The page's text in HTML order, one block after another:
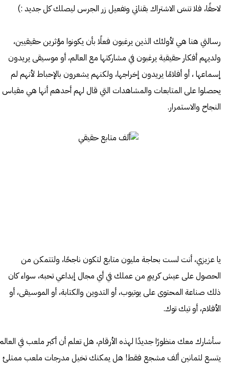
لاحقًا، فلا تنسَ الاشتراك بقناتي وتفعيل زر الجرس ليصلك كل جديد :)
رسالتي هنا هي لأولئك الذين يرغبون فعلًا بأن يكونوا مؤثرين حقيقيين،
ولديهم أفكار حقيقية يرغبون في مشاركتها مع العالم، أو موسيقى يريدون
إسماعها ، أو أفلامًا يريدون إخراجها، ولكنهم يشعرون بالإحباط لأنهم لم
يحصلوا على المتابعات والمشاهدات التي قال لهم أحدهم أنها هي مقياس
النجاح والاستمرار.
يا عزيزي، أنت لست بحاجة مليون متابع لتكون ناجحًا، ولتتمكن من
الحصول على عيش كريمٍ من عملك في أي مجال إبداعي تحبه، سواء كان
ذلك صناعة المحتوى على يوتيوب، أو التدوين والكتابة، أو الموسيقى، أو
الأفلام، أو تيك توك.
سأشارك معك منظورًا جديدًا لهذه الأرقام، هل تعلم أن أكبر ملعب في
يتسع لثمانين ألف مشجع فقط! هل يمكنك تخيل مدرجات ملعب ممتلئ